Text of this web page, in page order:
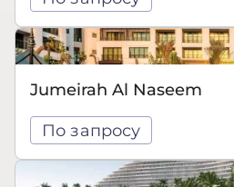
Jumeirah Al Naseem
По запросу